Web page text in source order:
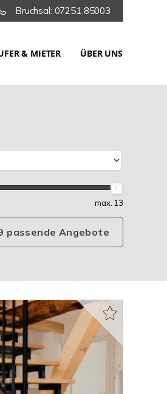
Bruchsal: 07251 85003
& MIETER ÜBER UNS
max. 13
passende Angebote